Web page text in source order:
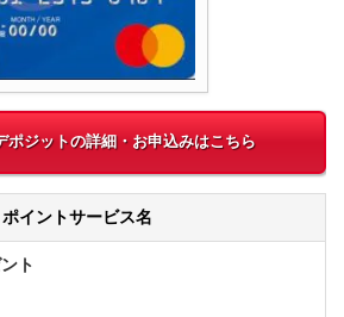
ポジットの詳細・お申込みはこちら
ポイントサービス名
ト